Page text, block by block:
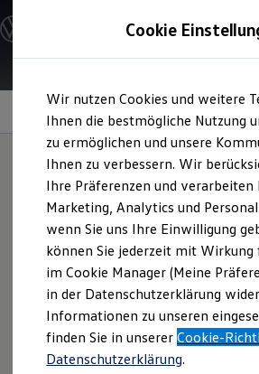
Hauptinhalt
springen
Footer
springen
Modelle und Konfigurator
Konfigurator
Modelle vergleichen
Elektroautos
ENERGY Sondermodelle
Nutzfahrzeuge
SUV und CUV
Familienautos
Kombis
Kompaktwagen
Sportwagen
Schnell verfügbare Fahrzeuge
Angebote und Produkte
Aktuelle Angebote
E-Auto-Förderung
Volkswagen Marktplatz
Die ENERGY Sondermodelle
Junge Gebrauchtwagen und
Volkswagen
Elektromobilität bei
IQ.LIGHT
Das kann Sie
lassen.
Cookie
Wir nutzen Cookies und weitere
Ihnen die bestmögliche Nutzung
zu ermöglichen und unsere
Ihnen zu verbessern. Wir
Ihre Präferenzen und verarbeiten
Marketing, Analytics und
wenn Sie uns Ihre Einwilligung
können Sie jederzeit mit
im Cookie Manager (Meine
in der Datenschutzerklärung
Informationen zu unseren
finden Sie in unsererCookie-
Datenschutzerklärung.